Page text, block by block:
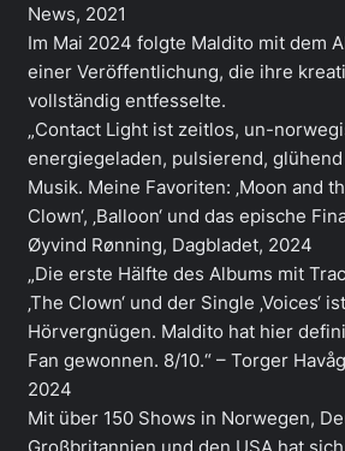
News, 2021
Im Mai 2024 folgte Maldito mit dem
einer Veröffentlichung, die ihre
vollständig entfesselte.
„Contact Light ist zeitlos, un-
energiegeladen, pulsierend, glühend
Musik. Meine Favoriten: ‚Moon and
Clown‘, ‚Balloon‘ und das epische
Øyvind Rønning, Dagbladet, 2024
„Die erste Hälfte des Albums mit
‚The Clown‘ und der Single ‚Voices‘
Hörvergnügen. Maldito hat hier
Fan gewonnen. 8/10.“ – Torger
2024
Mit über 150 Shows in Norwegen,